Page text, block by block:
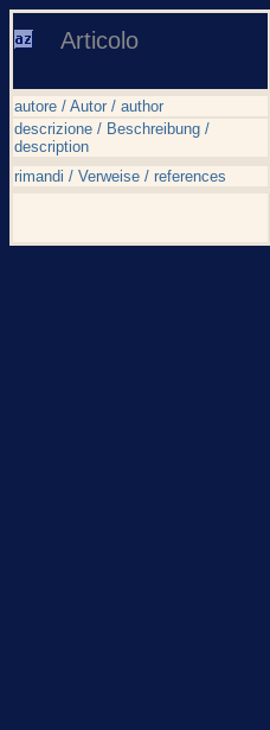
Articolo
autore / Autor / author
descrizione / Beschreibung /
description
rimandi / Verweise / references